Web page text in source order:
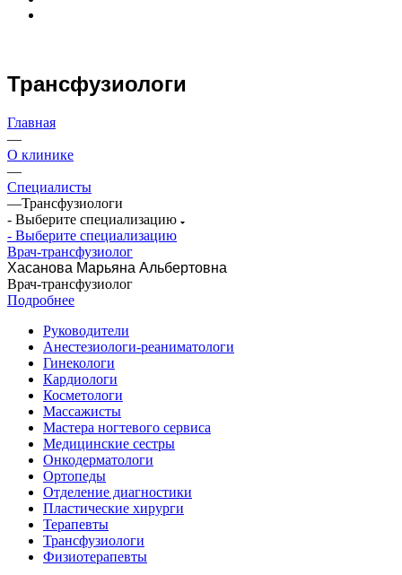
Трансфузиологи
Главная
—
О клинике
—
Специалисты
—Трансфузиологи
- Выберите специализацию
- Выберите специализацию
Врач-трансфузиолог
Хасанова Марьяна Альбертовна
Врач-трансфузиолог
Подробнее
Руководители
Анестезиологи-реаниматологи
Гинекологи
Кардиологи
Косметологи
Массажисты
Мастера ногтевого сервиса
Медицинские сестры
Онкодерматологи
Ортопеды
Отделение диагностики
Пластические хирурги
Терапевты
Трансфузиологи
Физиотерапевты